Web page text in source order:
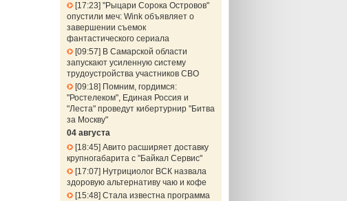
17:23 "Рыцари Сорока Островов"
опустили меч: Wink объявляет о
завершении съемок
фантастического сериала
09:57
В Самарской области
запускают усиленную систему
трудоустройства участников СВО
09:18 Помним, гордимся:
"Ростелеком", Единая Россия и
"Леста" проведут кибертурнир "Битва
за Москву"
04 августа
18:45 Авито расширяет доставку
крупногабарита с "Байкал Сервис"
17:07
Нутрициолог ВСК назвала
здоровую альтернативу чаю и кофе
15:48 Стала известна программа